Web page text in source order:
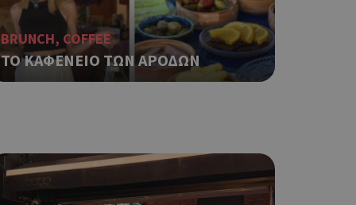
BRUNCH, COFFEE
ΤΟ ΚΑΦΕΝΕΙΟ ΤΩΝ ΑΡΟΔΩΝ
την
που
για ένα
ένα καλό
σελίδων.